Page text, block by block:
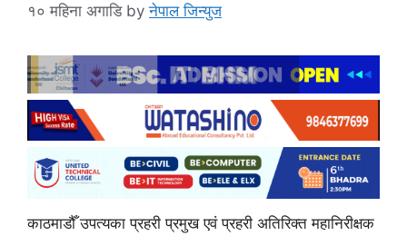
१० महिना अगाडि byनेपाल जिन्युज
काठमाडौँ उपत्यका प्रहरी प्रमुख एवं प्रहरी अतिरिक्त महानिरीक्षक